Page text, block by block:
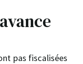
pas fiscalisées